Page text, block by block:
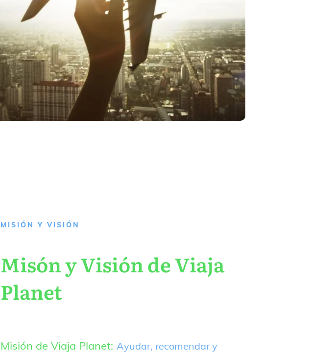
MISIÓN Y VISIÓN
Misón y Visión de Viaja
Planet
Misión de Viaja Planet: Ayudar, recomendar y